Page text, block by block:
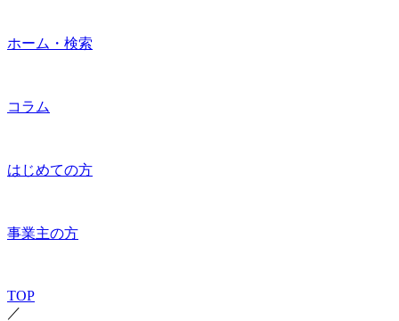
ホーム・検索
コラム
はじめての方
事業主の方
TOP
／